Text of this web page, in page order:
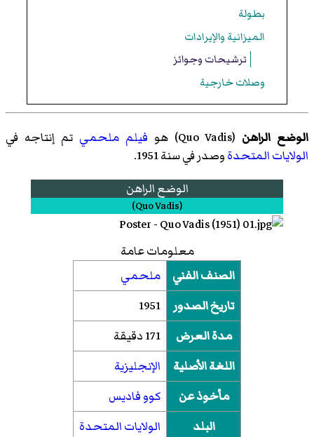
بطولة
الميزانية والإيرادات
ترشيحات وجوائز
وصلات خارجية
الوضع الراهن (
Quo Vadis)‏ هو فيلم ملحمي تم إنتاجه في
الولايات المتحدةوصدر في سنة 1951.
الوضع الراهن
(
Quo Vadis
)‏
معلومات عامة
الصنف الفني
ملحمي
تاريخ الصدور
1951
مدة العرض
171 دقيقة
اللغة الأصلية
الإنجليزية
مأخوذ عن
كوو فاديس
البلد
الولايات المتحدة